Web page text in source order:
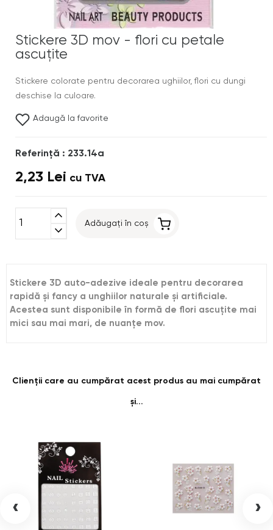
Stickere 3D mov - flori cu petale
ascuţite
Stickere colorate pentru decorarea ughiilor, flori cu dungi
deschise la culoare.
Adaugă la favorite
Referinţă : 233.14a
2,23 Lei cu TVA
expand_less
expand_more
Adăugați în coș
Stickere 3D auto-adezive ideale pentru decorarea
rapidă şi fancy a unghiilor naturale şi artificiale.
Acestea sunt disponibile în formă de flori ascuţite mai
mici sau mai mari, de nuanţe mov.
Clienții care au cumpărat acest produs au mai cumpărat
și...
‹ ›